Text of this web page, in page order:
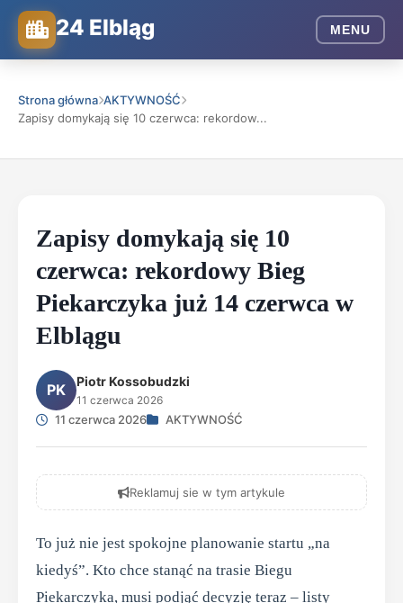
24 Elbląg MENU
Strona główna AKTYWNOŚĆ
Zapisy domykają się 10 czerwca: rekordow...
Zapisy domykają się 10
czerwca: rekordowy Bieg
Piekarczyka już 14 czerwca w
Elblągu
PK Piotr Kossobudzki
11 czerwca 2026
11 czerwca 2026 AKTYWNOŚĆ
Reklamuj sie w tym artykule
To już nie jest spokojne planowanie startu „na
kiedyś”. Kto chce stanąć na trasie Biegu
Piekarczyka, musi podjąć decyzję teraz – listy